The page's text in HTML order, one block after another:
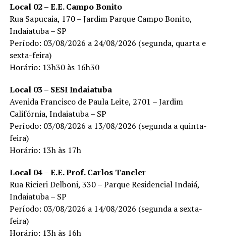
Local 02 – E.E. Campo Bonito
Rua Sapucaia, 170 – Jardim Parque Campo Bonito,
Indaiatuba – SP
Período: 03/08/2026 a 24/08/2026 (segunda, quarta e
sexta-feira)
Horário: 13h30 às 16h30
Local 03 – SESI Indaiatuba
Avenida Francisco de Paula Leite, 2701 – Jardim
Califórnia, Indaiatuba – SP
Período: 03/08/2026 a 13/08/2026 (segunda a quinta-
feira)
Horário: 13h às 17h
Local 04 – E.E. Prof. Carlos Tancler
Rua Ricieri Delboni, 330 – Parque Residencial Indaiá,
Indaiatuba – SP
Período: 03/08/2026 a 14/08/2026 (segunda a sexta-
feira)
Horário: 13h às 16h